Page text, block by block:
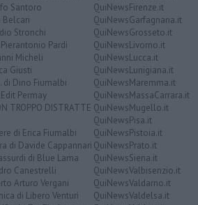
Santoro
Belcari
Stronchi
Pardi
Micheli
Giusti
di Dino Fiumalbi
Permay
TROPPO DISTRATTE
di Erica Fiumalbi
di Davide Cappannari
di Blue Lama
Canestrelli
Arturo Vergani
di Libero Venturi
QuiNewsFirenze.it
QuiNewsGarfagnana.it
QuiNewsGrosseto.it
QuiNewsLivorno.it
QuiNewsLucca.it
QuiNewsLunigiana.it
QuiNewsMaremma.it
QuiNewsMassaCarrara.it
QuiNewsMugello.it
QuiNewsPisa.it
QuiNewsPistoia.it
QuiNewsPrato.it
QuiNewsSiena.it
QuiNewsValbisenzio.it
QuiNewsValdarno.it
QuiNewsValdelsa.it